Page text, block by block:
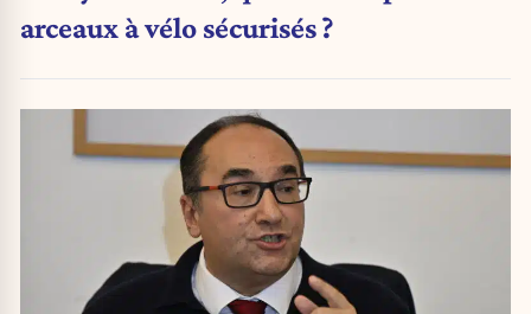
arceaux à vélo sécurisés ?